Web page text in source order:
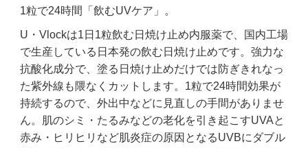
1粒で24時間「飲むUVケア」。
U・Vlockは1日1粒飲む日焼け止め内服薬で、国内工場
で生産している日本発の飲む日焼け止めです。強力な
抗酸化成分で、塗る日焼け止めだけでは防ぎきれなっ
た紫外線も隈なくカットします。1粒で24時間効果が
持続するので、外出中などに見直しの手間がありませ
ん。肌のシミ・たるみなどの老化を引き起こすUVAと
赤み・ヒリヒリなど肌炎症の原因となるUVBにダブル